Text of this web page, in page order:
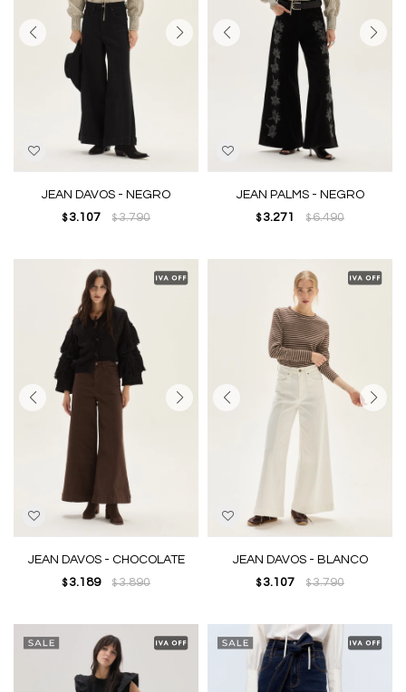
JEAN DAVOS - NEGRO
$ 3.107 $3.790
JEAN PALMS - NEGRO
$ 3.271 $6.490
JEAN DAVOS - CHOCOLATE
$ 3.189 $3.890
JEAN DAVOS - BLANCO
$ 3.107 $3.790